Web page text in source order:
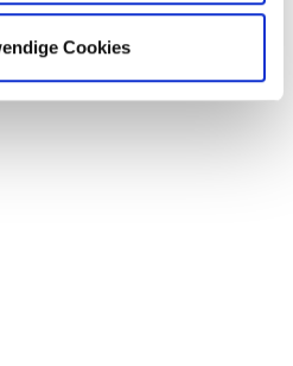
Cookies
Berlin, 24.09.2026